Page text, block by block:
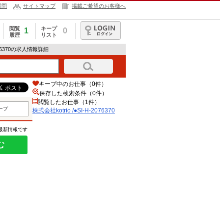
問 サイトマップ 掲載ご希望のお客様へ
閲覧
履歴
1
キープ
リスト
0
ログイン
の求人情報詳細
プ
新情報です
キープ中のお仕事（0件）
保存した検索条件（0件）
閲覧したお仕事（1件）
株式会社kotrio /●SI-H-2076370